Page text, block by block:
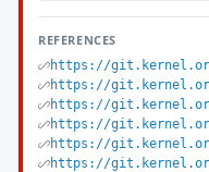
REFERENCES
https://git.kernel.org/
https://git.kernel.org/
https://git.kernel.org/
https://git.kernel.org/
https://git.kernel.org/
https://git.kernel.org/